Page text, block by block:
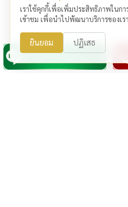
เราใช้คุกกี้เพื่อเพิ่มประสิทธิภาพในกา
เข้าชม เพื่อนำไปพัฒนาบริการของเร
ยินยอม ปฏิเสธ